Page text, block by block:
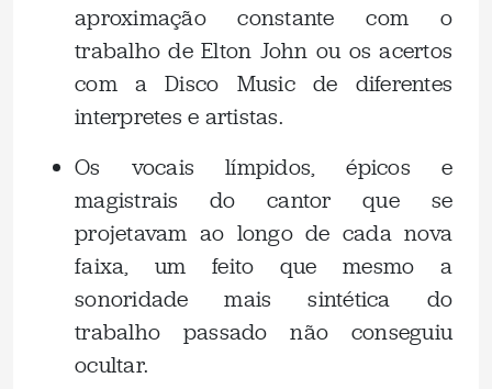
aproximação constante com o
trabalho de Elton John ou os acertos
com a Disco Music de diferentes
interpretes e artistas.
Os vocais límpidos, épicos e
magistrais do cantor que se
projetavam ao longo de cada nova
faixa, um feito que mesmo a
sonoridade mais sintética do
trabalho passado não conseguiu
ocultar.